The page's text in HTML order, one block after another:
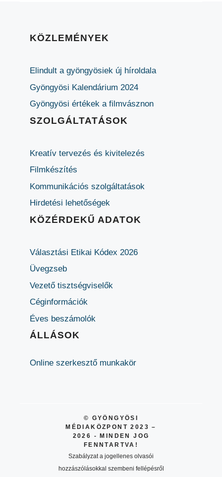
KÖZLEMÉNYEK
Elindult a gyöngyösiek új híroldala
Gyöngyösi Kalendárium 2024
Gyöngyösi értékek a filmvásznon
SZOLGÁLTATÁSOK
Kreatív tervezés és kivitelezés
Filmkészítés
Kommunikációs szolgáltatások
Hirdetési lehetőségek
KÖZÉRDEKŰ ADATOK
Választási Etikai Kódex 2026
Üvegzseb
Vezető tisztségviselők
Céginformációk
Éves beszámolók
ÁLLÁSOK
Online szerkesztő munkakör
© GYÖNGYÖSI
MÉDIAKÖZPONT 2023 –
2026 - MINDEN JOG
FENNTARTVA!
Szabályzat a jogellenes olvasói
hozzászólásokkal szembeni fellépésről